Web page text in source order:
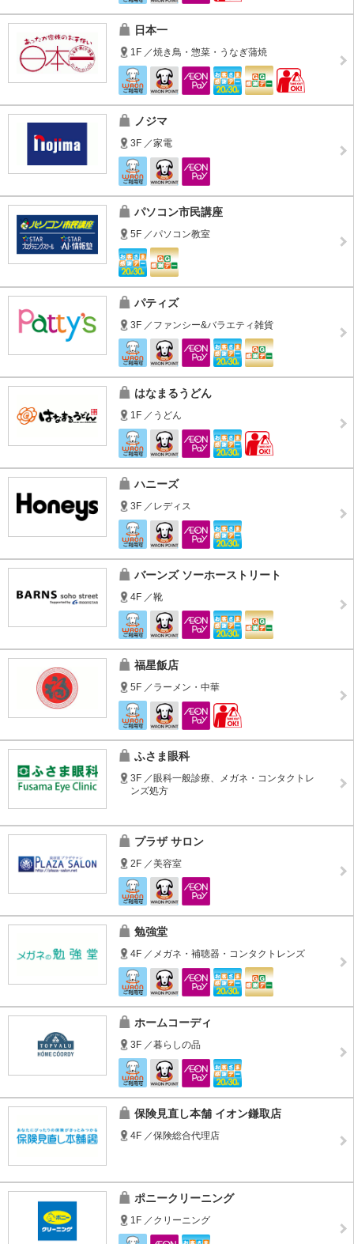
日本一
1F ／焼き鳥・惣菜・うなぎ蒲焼
ノジマ
3F ／家電
パソコン市民講座
5F ／パソコン教室
パティズ
3F ／ファンシー&バラエティ雑貨
はなまるうどん
1F ／うどん
ハニーズ
3F ／レディス
バーンズ ソーホーストリート
4F ／靴
福星飯店
5F ／ラーメン・中華
ふさま眼科
3F ／眼科一般診療、メガネ・コンタクトレ
ンズ処方
プラザ サロン
2F ／美容室
勉強堂
4F ／メガネ・補聴器・コンタクトレンズ
ホームコーディ
3F ／暮らしの品
保険見直し本舗 イオン鎌取店
4F ／保険総合代理店
ポニークリーニング
1F ／クリーニング